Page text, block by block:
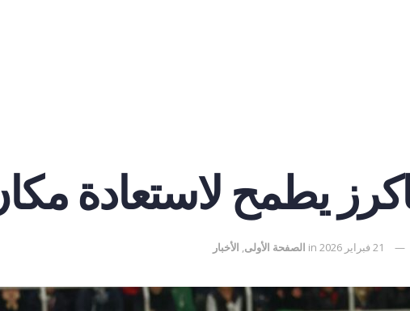
يطمح لاستعادة
21 فبراير 2026 in الصفحة الأولى, الأخبار